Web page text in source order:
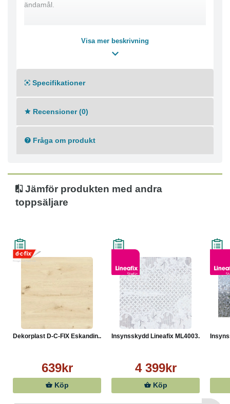
ändamål.
Visa mer beskrivning
Specifikationer
Recensioner (0)
Fråga om produkt
Jämför produkten med andra
toppsäljare
Dekorplast D-C-FIX Eskandin...
639kr
Köp
Insynsskydd Lineafix ML4003...
4 399kr
Köp